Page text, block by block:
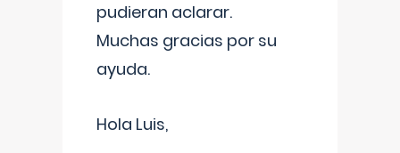
pudieran aclarar.
Muchas gracias por su
ayuda.
Hola Luis,